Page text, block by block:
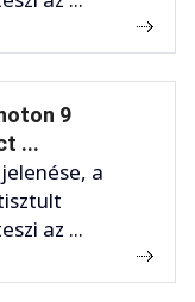
9
...
a
az ...